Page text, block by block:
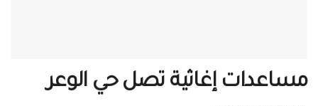
مساعدات إغاثية تصل حي الوعر